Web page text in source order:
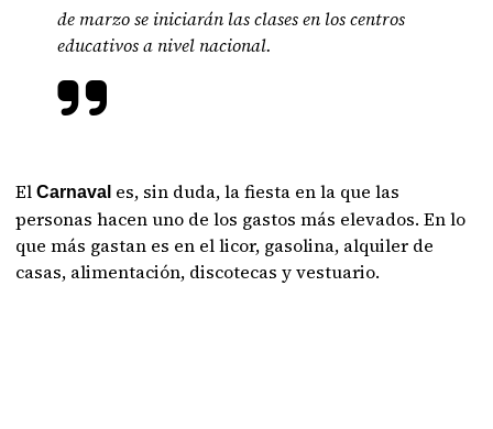
de marzo se iniciarán las clases en los centros
educativos a nivel nacional.
ElCarnaval es, sin duda, la fiesta en la que las
personas hacen uno de los gastos más elevados. En lo
que más gastan es en el licor, gasolina, alquiler de
casas, alimentación, discotecas y vestuario.